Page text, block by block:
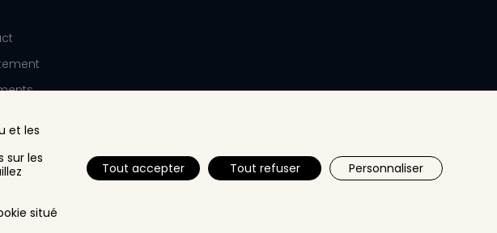
- Médiation
Légales
et les
sur les
situé
Tout accepter Tout refuser Personnaliser